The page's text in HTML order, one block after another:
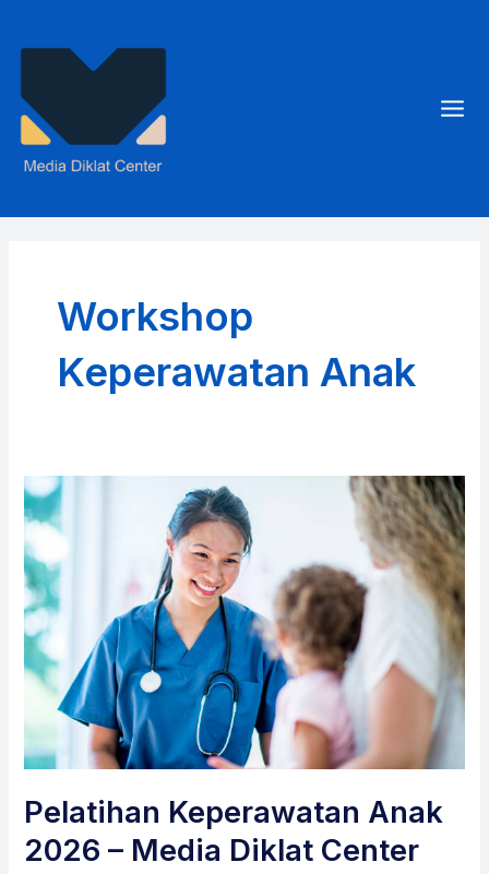
Workshop
Keperawatan Anak
Pelatihan Keperawatan Anak
2026 – Media Diklat Center